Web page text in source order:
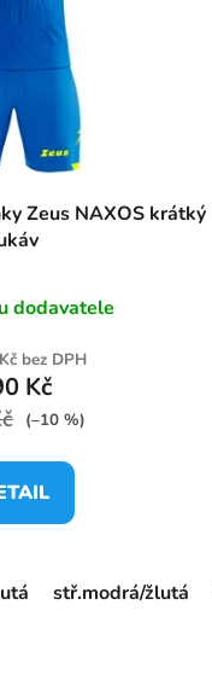
Zeus NAXOS krátký
dodavatele
bez DPH
Kč
(–10 %)
stř.modrá/žlutá